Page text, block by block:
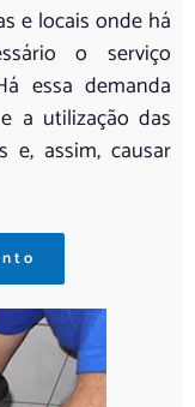
e locais onde há
o serviço
essa demanda
a utilização das
e, assim, causar